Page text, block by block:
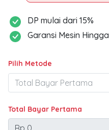
DP mulai dari 15%
Garansi Mesin Hingga
Pilih Metode
Total Bayar Pertama